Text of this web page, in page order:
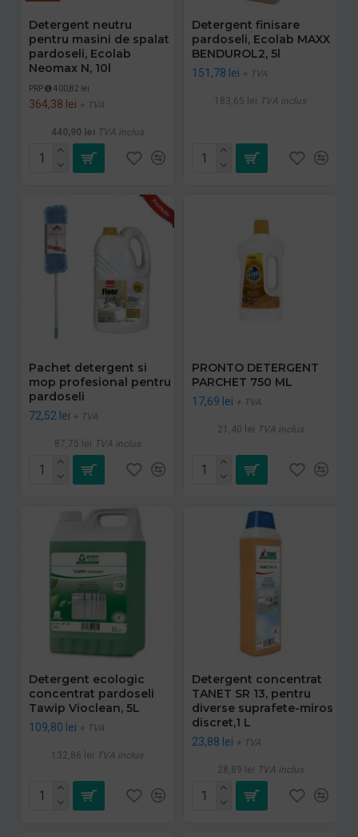
Detergent neutru
pentru masini de spalat
pardoseli, Ecolab
Neomax N, 10l
PRP 400,82 lei
364,38 lei + TVA
440,90 lei TVA inclus
Detergent finisare
pardoseli, Ecolab MAXX
BENDUROL2, 5l
151,78 lei + TVA
183,65 lei TVA inclus
Pachet detergent si
mop profesional pentru
pardoseli
72,52 lei + TVA
87,75 lei TVA inclus
PRONTO DETERGENT
PARCHET 750 ML
17,69 lei + TVA
21,40 lei TVA inclus
Detergent ecologic
concentrat pardoseli
Tawip Vioclean, 5L
109,80 lei + TVA
132,86 lei TVA inclus
Detergent concentrat
TANET SR 13, pentru
diverse suprafete-miros
discret,1 L
23,88 lei + TVA
28,89 lei TVA inclus